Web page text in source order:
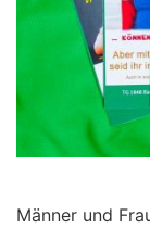
Männer und